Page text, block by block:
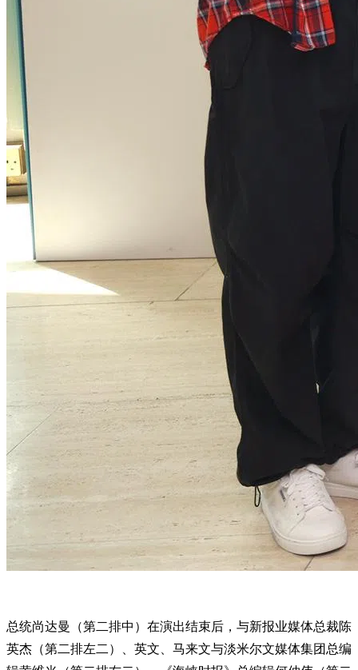
总统尚达曼（第二排中）在演出结束后，与新报业媒体总裁陈
英杰（第二排左二）、英文、马来文与淡米尔文媒体集团总编